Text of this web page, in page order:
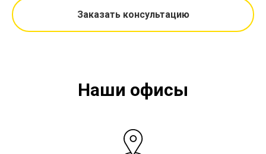
Заказать консультацию
Наши офисы